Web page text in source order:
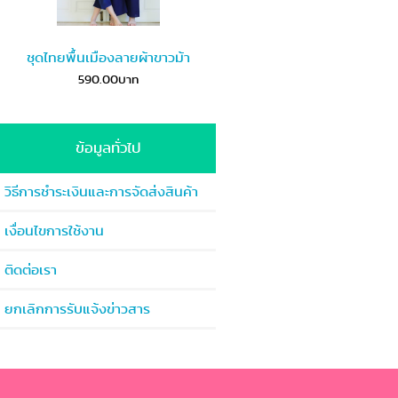
ชุดไทยพื้นเมืองลายผ้าขาวม้า
590.00บาท
ข้อมูลทั่วไป
วิธีการชำระเงินและการจัดส่งสินค้า
เงื่อนไขการใช้งาน
ติดต่อเรา
ยกเลิกการรับแจ้งข่าวสาร